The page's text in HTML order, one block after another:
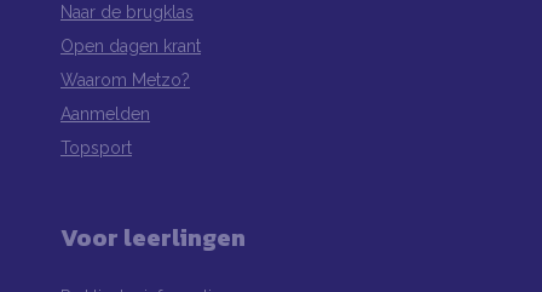
Naar de brugklas
Open dagen krant
Waarom Metzo?
Aanmelden
Topsport
Voor leerlingen